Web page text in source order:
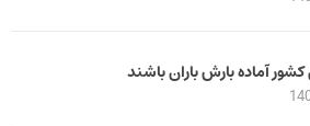
آماده بارش باران باشند